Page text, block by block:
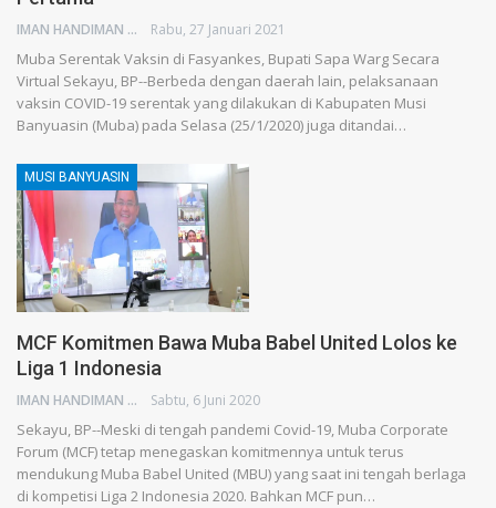
IMAN HANDIMAN Rabu, 27 Januari 2021
Muba Serentak Vaksin di Fasyankes, Bupati Sapa Warg Secara
Virtual Sekayu, BP--Berbeda dengan daerah lain, pelaksanaan
vaksin COVID-19 serentak yang dilakukan di Kabupaten Musi
Banyuasin (Muba) pada Selasa (25/1/2020) juga ditandai…
MUSI BANYUASIN
MCF Komitmen Bawa Muba Babel United Lolos ke
Liga 1 Indonesia
IMAN HANDIMAN Sabtu, 6 Juni 2020
Sekayu, BP--Meski di tengah pandemi Covid-19, Muba Corporate
Forum (MCF) tetap menegaskan komitmennya untuk terus
mendukung Muba Babel United (MBU) yang saat ini tengah berlaga
di kompetisi Liga 2 Indonesia 2020. Bahkan MCF pun…